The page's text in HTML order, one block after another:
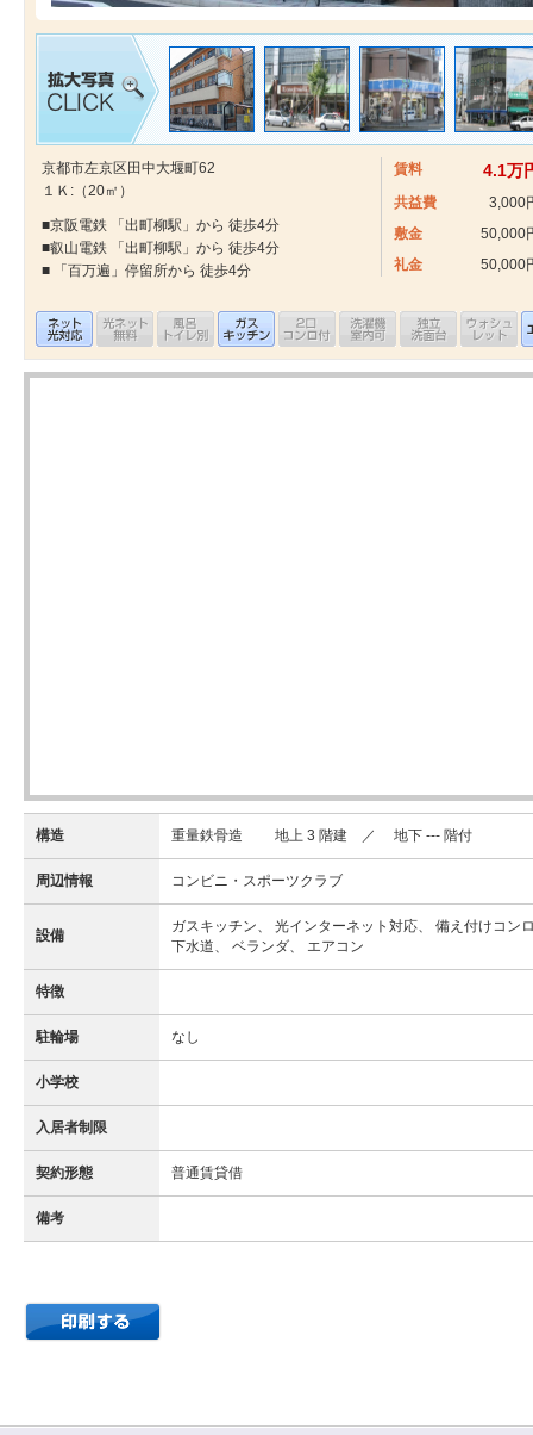
京都市左京区田中大堰町62
１Ｋ:（20㎡）
■京阪電鉄 「出町柳駅」から 徒歩4分
■叡山電鉄 「出町柳駅」から 徒歩4分
■ 「百万遍」停留所から 徒歩4分
賃料 4.1万
共益費
3,000
敷金
50,000
礼金
50,000
構造 重量鉄骨造 地上 3 階建 ／ 地下 --- 階付
周辺情報 コンビニ・スポーツクラブ
設備
ガスキッチン、 光インターネット対応、 備え付けコン
下水道、 ベランダ、 エアコン
特徴
駐輪場 なし
小学校
入居者制限
契約形態 普通賃貸借
備考